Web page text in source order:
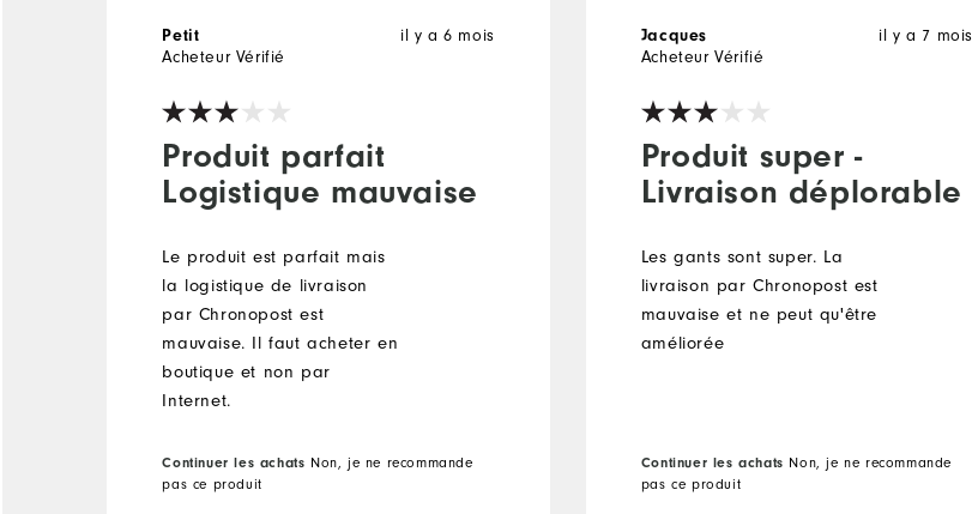
Produit parfait
Logistique mauvaise
il y a 6 mois
Petit
Acheteur Vérifié
Le produit est parfait mais
la logistique de livraison
par Chronopost est
mauvaise. Il faut acheter en
boutique et non par
Internet.
Continuer les achats Non, je ne recommande
pas ce produit
Produit super -
Livraison déplorable
il y a 7 mois
Jacques
Acheteur Vérifié
Les gants sont super. La
livraison par Chronopost est
mauvaise et ne peut qu'être
améliorée
Continuer les achats Non, je ne recommande
pas ce produit